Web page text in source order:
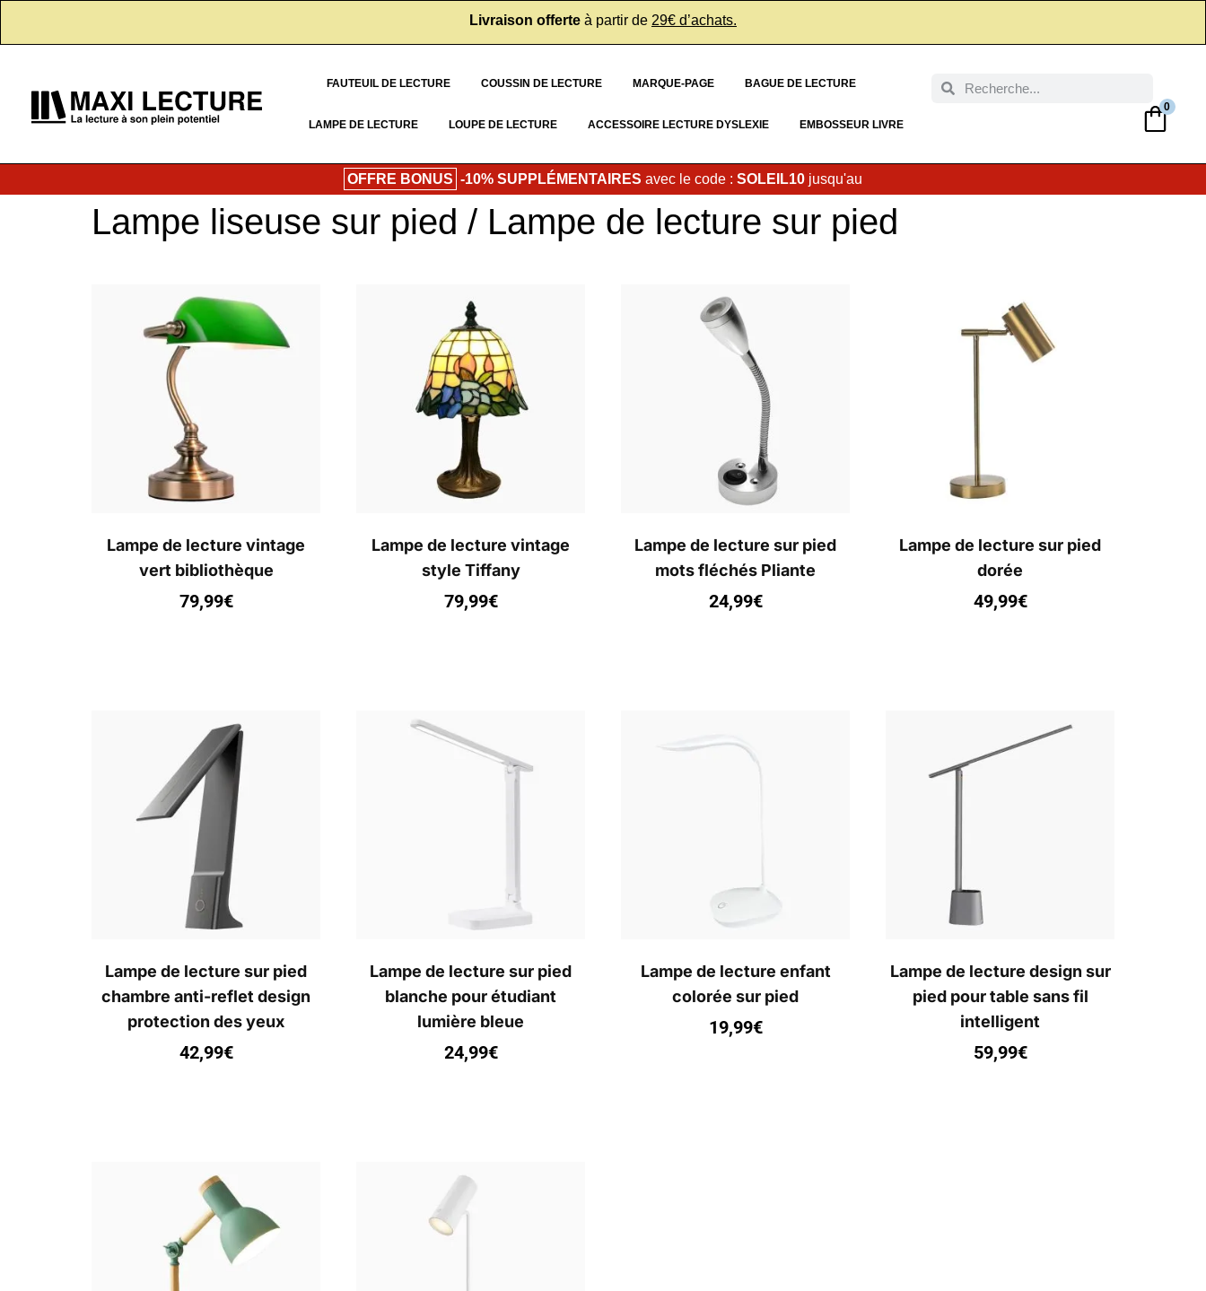
Livraison offerte à partir de 29€ d’achats.
FAUTEUIL DE LECTURE COUSSIN DE LECTURE MARQUE-PAGE BAGUE DE LECTURE
LAMPE DE LECTURE LOUPE DE LECTURE ACCESSOIRE LECTURE DYSLEXIE EMBOSSEUR LIVRE
0
OFFRE BONUS -10% SUPPLÉMENTAIRES avec le code : SOLEIL10 jusqu'au
Lampe liseuse sur pied / Lampe de lecture sur pied
Lampe de lecture vintage
vert bibliothèque
79,99€
Lampe de lecture vintage
style Tiffany
79,99€
Lampe de lecture sur pied
mots fléchés Pliante
24,99€
Lampe de lecture sur pied
dorée
49,99€
Lampe de lecture sur pied
chambre anti-reflet design
protection des yeux
42,99€
Lampe de lecture sur pied
blanche pour étudiant
lumière bleue
24,99€
Lampe de lecture enfant
colorée sur pied
19,99€
Lampe de lecture design sur
pied pour table sans fil
intelligent
59,99€